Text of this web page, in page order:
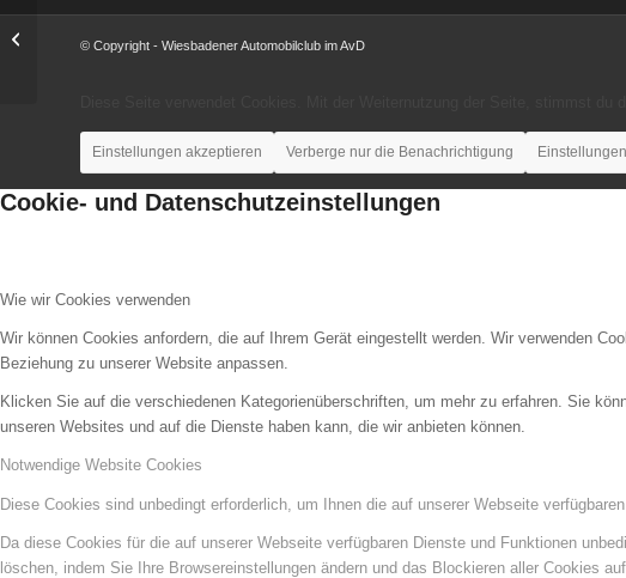
© Copyright - Wiesbadener Automobilclub im AvD
Sommer-Rallye 2020
Einstellungen akzeptieren Verberge nur die Benachrichtigung Einstellungen
Cookie- und Datenschutzeinstellungen
Wie wir Cookies verwenden
Wir können Cookies anfordern, die auf Ihrem Gerät eingestellt werden. Wir verwenden
Beziehung zu unserer Website anpassen.
Klicken Sie auf die verschiedenen Kategorienüberschriften, um mehr zu erfahren. Sie
unseren Websites und auf die Dienste haben kann, die wir anbieten können.
Notwendige Website Cookies
Diese Cookies sind unbedingt erforderlich, um Ihnen die auf unserer Webseite
Da diese Cookies für die auf unserer Webseite verfügbaren Dienste und Funktionen
löschen, indem Sie Ihre Browsereinstellungen ändern und das Blockieren aller Cookies